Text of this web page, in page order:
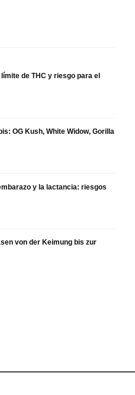
de THC y riesgo para el
OG Kush, White Widow, Gorilla
y la lactancia: riesgos
von der Keimung bis zur